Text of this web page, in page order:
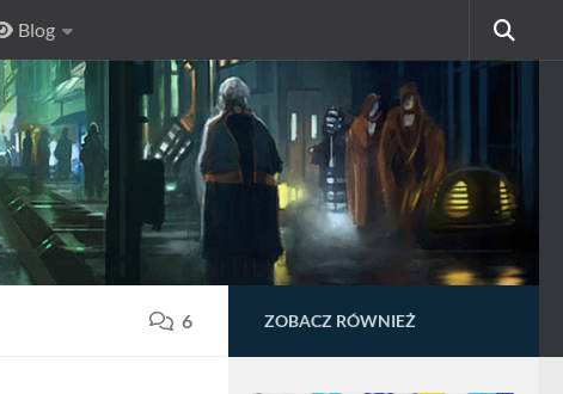
Blog
6 ZOBACZ RÓWNIEŻ